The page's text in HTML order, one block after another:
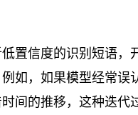
置信度的识别短语，
如，如果模型经常误
间的推移，这种迭代